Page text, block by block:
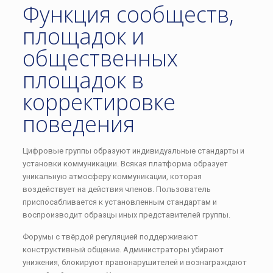
Функция сообществ,
площадок и
общественных
площадок в
корректировке
поведения
Цифровые группы образуют индивидуальные стандарты и
установки коммуникации. Всякая платформа образует
уникальную атмосферу коммуникации, которая
воздействует на действия членов. Пользователь
приспосабливается к установленным стандартам и
воспроизводит образцы иных представителей группы.
Форумы с твёрдой регуляцией поддерживают
конструктивный общение. Администраторы убирают
унижения, блокируют правонарушителей и вознаграждают